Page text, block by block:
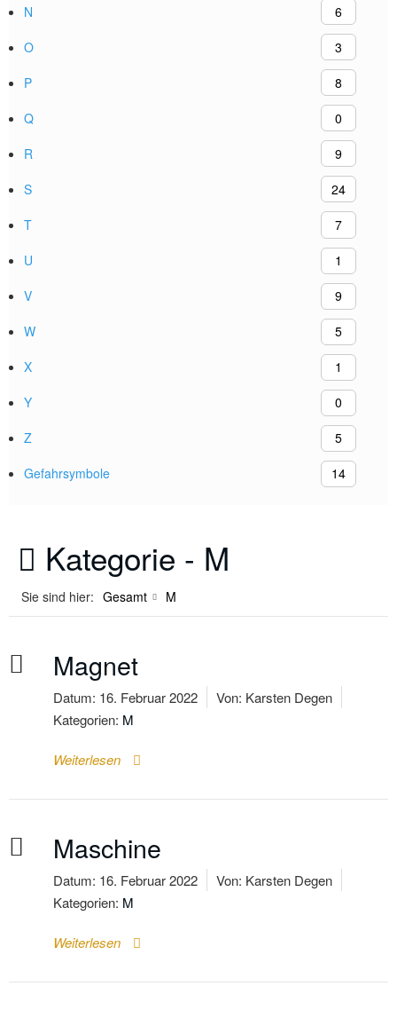
N 6
O 3
P 8
Q 0
R 9
S 24
T 7
U 1
V 9
W 5
X 1
Y 0
Z 5
Gefahrsymbole 14
Kategorie - M
Sie sind hier: Gesamt M
Magnet
Datum: 16. Februar 2022 Von: Karsten Degen
Kategorien: M
Weiterlesen
Maschine
Datum: 16. Februar 2022 Von: Karsten Degen
Kategorien: M
Weiterlesen